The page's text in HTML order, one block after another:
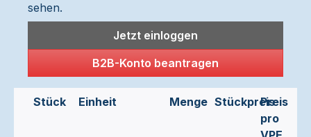
sehen.
Jetzt einloggen
B2B-Konto beantragen
Stück Einheit Menge StückpreisPreis
pro